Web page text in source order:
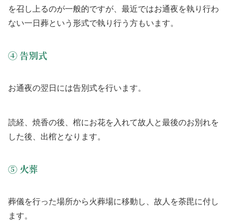
を召し上るのが一般的ですが、最近ではお通夜を執り行わ
ない一日葬という形式で執り行う方もいます。
④ 告別式
お通夜の翌日には告別式を行います。
読経、焼香の後、棺にお花を入れて故人と最後のお別れを
した後、出棺となります。
⑤ 火葬
葬儀を行った場所から火葬場に移動し、故人を荼毘に付し
ます。